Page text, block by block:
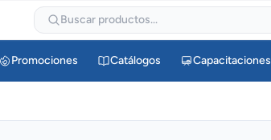
Buscar productos...
Promociones Catálogos Capacitaciones